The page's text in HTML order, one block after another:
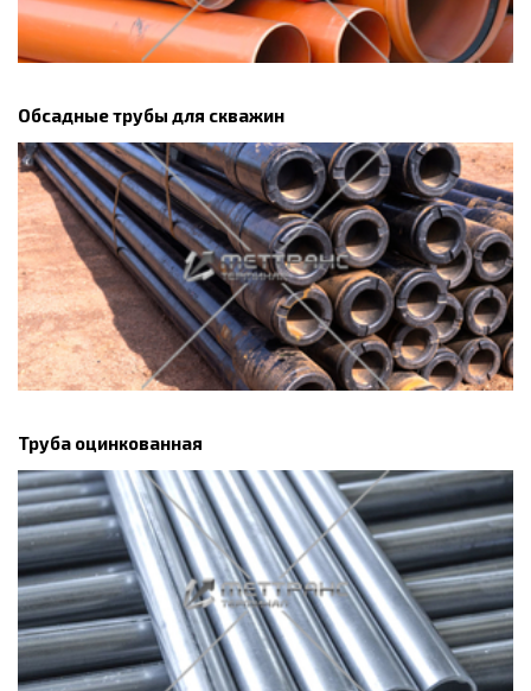
Обсадные трубы для скважин
Труба оцинкованная